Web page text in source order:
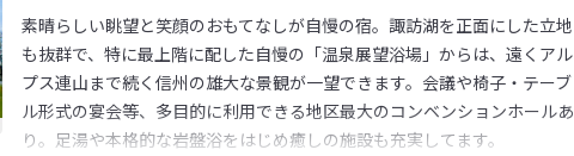
素晴らしい眺望と笑顔のおもてなしが自慢の宿。諏訪湖を正面にした立地
も抜群で、特に最上階に配した自慢の「温泉展望浴場」からは、遠くアル
プス連山まで続く信州の雄大な景観が一望できます。会議や椅子・テーブ
ル形式の宴会等、多目的に利用できる地区最大のコンベンションホールあ
り。足湯や本格的な岩盤浴をはじめ癒しの施設も充実してます。